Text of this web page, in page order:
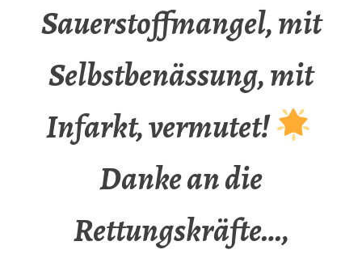
Sauerstoffmangel, mit
Selbstbenässung, mit
Infarkt, vermutet!
Danke an die
Rettungskräfte…,